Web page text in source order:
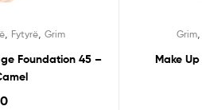
, Fytyrë, Grim
Foundation 45 –
Grim
Make